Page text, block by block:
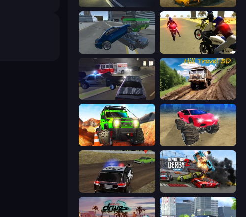
Derby Crash
Offroader V6 3D Moto Simulator 2
City Car Driving Simulator 3 Hill Travel 3D
Offroad Life 3D
POLICE Chase Simulator Demolition Derby 2